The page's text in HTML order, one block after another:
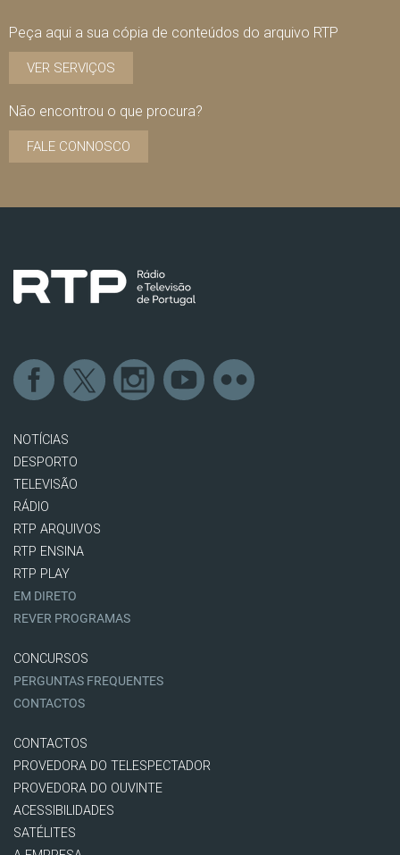
Peça aqui a sua cópia de conteúdos do arquivo RTP
VER SERVIÇOS
Não encontrou o que procura?
FALE CONNOSCO
NOTÍCIAS
DESPORTO
TELEVISÃO
RÁDIO
RTP ARQUIVOS
RTP ENSINA
RTP PLAY
EM DIRETO
REVER PROGRAMAS
CONCURSOS
PERGUNTAS FREQUENTES
CONTACTOS
CONTACTOS
PROVEDORA DO TELESPECTADOR
PROVEDORA DO OUVINTE
ACESSIBILIDADES
SATÉLITES